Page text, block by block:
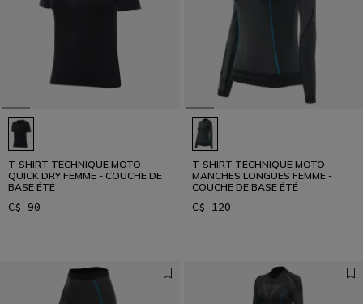
T-SHIRT TECHNIQUE MOTO
QUICK DRY FEMME - COUCHE DE
BASE ÉTÉ
C$ 90
T-SHIRT TECHNIQUE MOTO
MANCHES LONGUES FEMME -
COUCHE DE BASE ÉTÉ
C$ 120